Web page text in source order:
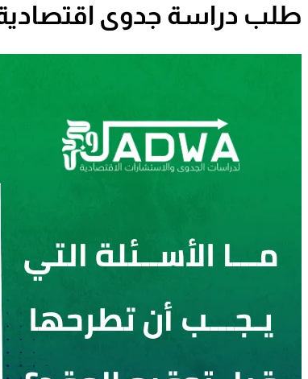
طلب دراسة جدوى